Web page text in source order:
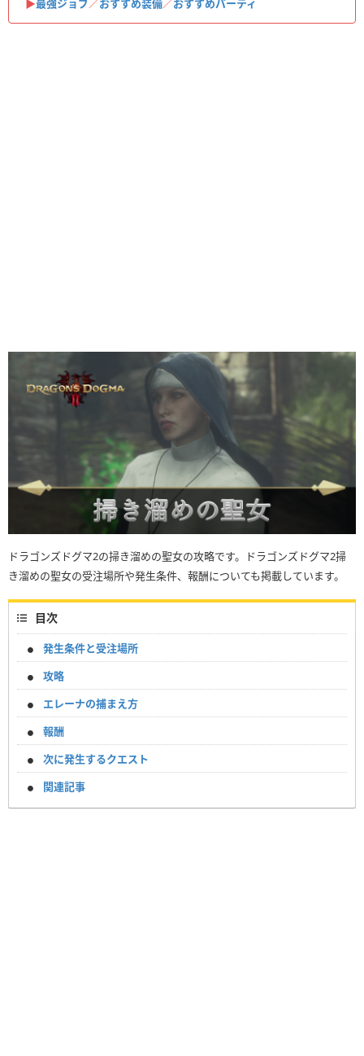
▶︎最強ジョブ／おすすめ装備／おすすめパーティ
ドラゴンズドグマ2の掃き溜めの聖女の攻略です。ドラゴンズドグマ2掃
き溜めの聖女の受注場所や発生条件、報酬についても掲載しています。
目次
発生条件と受注場所
攻略
エレーナの捕まえ方
報酬
次に発生するクエスト
関連記事